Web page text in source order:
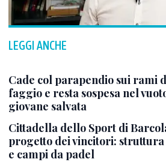
LEGGI ANCHE
Cade col parapendio sui rami
faggio e resta sospesa nel
giovane salvata
Cittadella dello Sport di
progetto dei vincitori:
e campi da padel